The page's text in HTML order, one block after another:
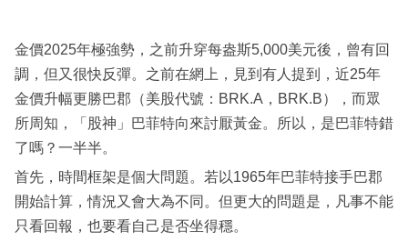
閱
專
區
金價2025年極強勢，之前升穿每盎斯5,000美元後，曾有回
調，但又很快反彈。之前在網上，見到有人提到，近25年
金價升幅更勝巴郡（美股代號：BRK.A，BRK.B），而眾
所周知，「股神」巴菲特向來討厭黃金。所以，是巴菲特錯
了嗎？一半半。
首先，時間框架是個大問題。若以1965年巴菲特接手巴郡
開始計算，情況又會大為不同。但更大的問題是，凡事不能
只看回報，也要看自己是否坐得穩。